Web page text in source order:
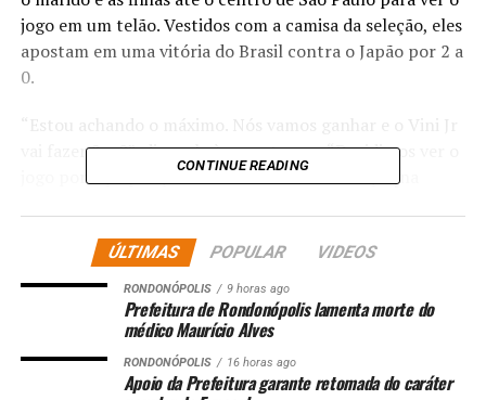
jogo em um telão. Vestidos com a camisa da seleção, eles
apostam em uma vitória do Brasil contra o Japão por 2 a
0.
“Estou achando o máximo. Nós vamos ganhar e o Vini Jr
vai fazer 2 a 0”, disse ela à reportagem. “Decidimos ver o
jogo por aqui porque meu marido trabalha aqui [na
Para Mariana, o Brasil tem grandes chances de vencer
esta Copa do Mundo.
“Os meninos da seleção são
CONTINUE READING
ÚLTIMAS POPULAR VIDEOS
RONDONÓPOLIS 9 horas ago
Prefeitura de Rondonópolis lamenta morte do
médico Maurício Alves
RONDONÓPOLIS 16 horas ago
Apoio da Prefeitura garante retomada do caráter